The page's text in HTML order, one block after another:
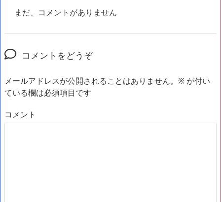
まだ、コメントがありません
コメントをどうぞ
メールアドレスが公開されることはありません。 ※ が付い
ている欄は必須項目です
コメント